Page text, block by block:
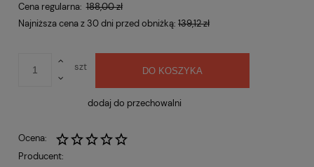
Cena regularna: 188,00 zł
Najniższa cena z 30 dni przed obniżką: 139,12 zł
szt DO KOSZYKA
dodaj do przechowalni
Ocena:
Producent: